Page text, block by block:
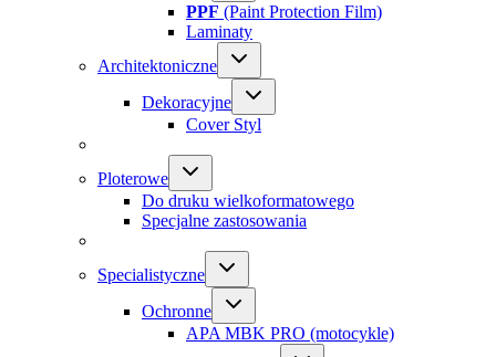
PPF (Paint Protection Film)
Laminaty
Architektoniczne
Dekoracyjne
Cover Styl
Ploterowe
Do druku wielkoformatowego
Specjalne zastosowania
Specialistyczne
Ochronne
APA MBK PRO (motocykle)